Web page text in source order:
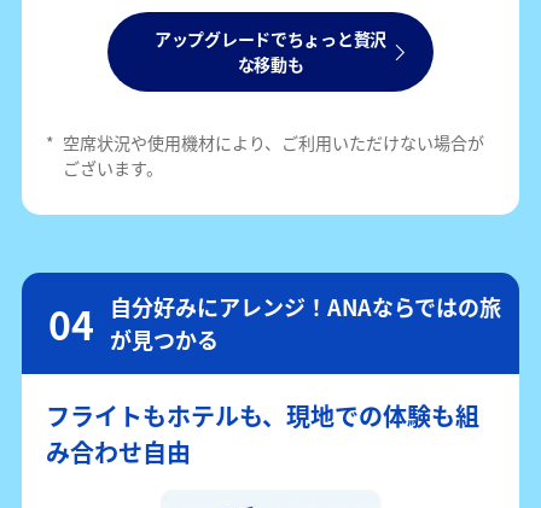
アップグレードでちょっと贅沢
な移動も
* 空席状況や使用機材により、ご利用いただけない場合が
ございます。
自分好みにアレンジ！ANAならではの旅
が見つかる
フライトもホテルも、現地での体験も組
み合わせ自由